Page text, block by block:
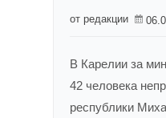
от редакции
В Карелии за
42 человека
республики